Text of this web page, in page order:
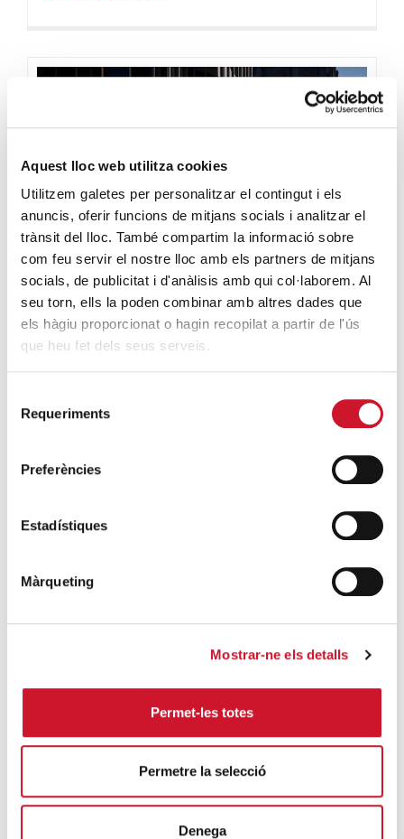
Aquest lloc web utilitza cookies
Utilitzem galetes per personalitzar el contingut i els
anuncis, oferir funcions de mitjans socials i analitzar el
trànsit del lloc. També compartim la informació sobre
com feu servir el nostre lloc amb els partners de mitjans
socials, de publicitat i d'anàlisis amb qui col·laborem. Al
seu torn, ells la poden combinar amb altres dades que
els hàgiu proporcionat o hagin recopilat a partir de l'ús
que heu fet dels seus serveis.
Requeriments
Preferències
Estadístiques
Màrqueting
Mostrar-ne els detalls
Permet-les totes
Permetre la selecció
Denega
La precarietat laboral
trenca la vida
“Vivim en una societat en
què no té cabuda la
compassió”
Barcelona i periodista de The Guardian, entrevista